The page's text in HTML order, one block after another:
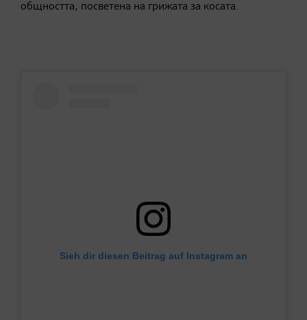
общността, посветена на грижата за косата.
Sieh dir diesen Beitrag auf Instagram an